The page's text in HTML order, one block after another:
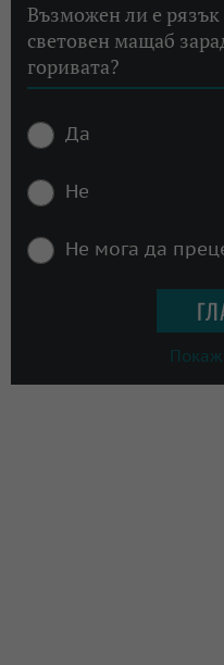
Възможен ли е
световен мащаб
горивата?
Да
Не
Не мога да